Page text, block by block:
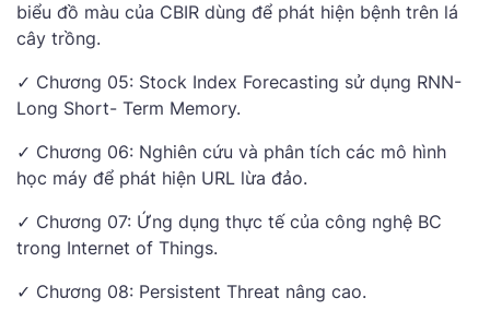
biểu đồ màu của CBIR dùng để phát hiện bệnh trên lá
cây trồng.
✓ Chương 05: Stock Index Forecasting sử dụng RNN-
Long Short- Term Memory.
✓ Chương 06: Nghiên cứu và phân tích các mô hình
học máy để phát hiện URL lừa đảo.
✓ Chương 07: Ứng dụng thực tế của công nghệ BC
trong Internet of Things.
✓ Chương 08: Persistent Threat nâng cao.